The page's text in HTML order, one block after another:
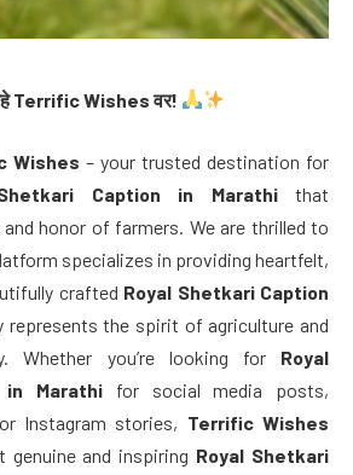
Terrific Wishes वर!
Wishes – your trusted destination for
Caption in Marathithat
honor of farmers. We are thrilled to
specializes in providing heartfelt,
crafted Royal Shetkari Caption
the spirit of agriculture and
Whether you’re looking for Royal
in Marathi for social media posts,
Instagram stories, Terrific Wishes
and inspiring Royal Shetkari